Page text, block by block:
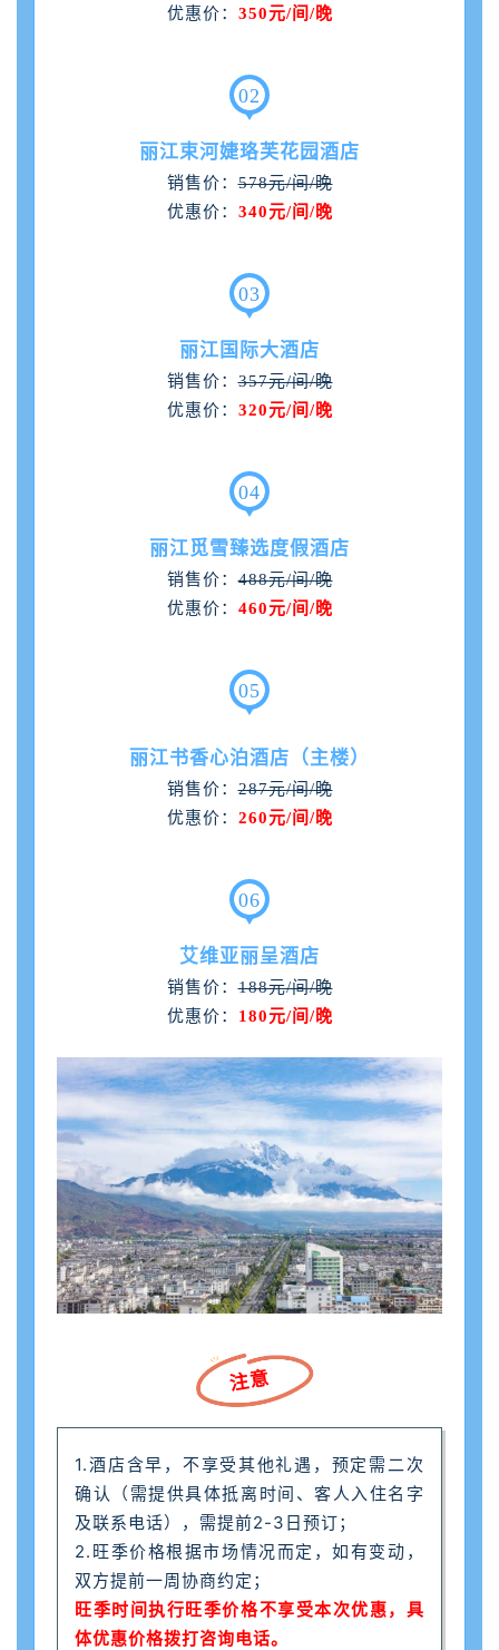
优惠价： 350元/间/晚
02
丽江束河婕珞芙花园酒店
销售价：578元/间/晚
优惠价： 340元/间/晚
03
丽江国际大酒店
销售价：357元/间/晚
优惠价： 320元/间/晚
04
丽江觅雪臻选度假酒店
销售价：488元/间/晚
优惠价： 460元/间/晚
05
丽江书香心泊酒店（主楼）
销售价：287元/间/晚
优惠价： 260元/间/晚
06
艾维亚丽呈酒店
销售价：188元/间/晚
优惠价： 180元/间/晚
注意
1.酒店含早，不享受其他礼遇，预定需二次
确认（需提供具体抵离时间、客人入住名字
及联系电话），需提前2-3日预订；
2.旺季价格根据市场情况而定，如有变动，
双方提前一周协商约定；
旺季时间执行旺季价格不享受本次优惠，具
体优惠价格拨打咨询电话。